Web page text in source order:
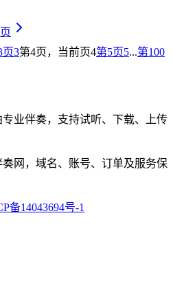
页3第4页，当前页4第5页5...第100
业伴奏，支持试听、下载、上传
网 ，域名、账号、订单及服务保
备14043694号-1